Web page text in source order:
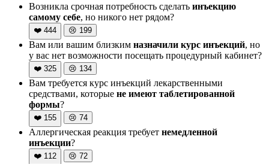
Возникла срочная потребность сделать инъекцию
самому себе, но никого нет рядом?
❤️ 444 😢 199
Вам или вашим близким назначили курс инъекций, но
у вас нет возможности посещать процедурный кабинет?
❤️ 325 😢 134
Вам требуется курс инъекций лекарственными
средствами, которые не имеют таблетированной
формы?
❤️ 155 😢 74
Аллергическая реакция требует немедленной
инъекции?
❤️ 112 😢 72